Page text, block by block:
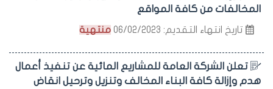
المخالفات من كافة المواقع
تاريخ انتهاء التقديم: 06/02/2023 منتهية
تعلن الشركة العامة للمشاريع المائية عن تنفيذ أعمال
هدم وإزالة كافة البناء المخالف وتنزيل وترحيل انقاض